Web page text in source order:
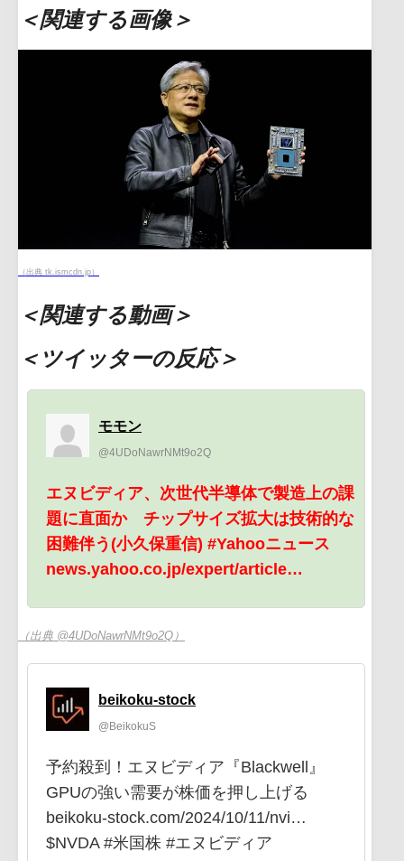
＜関連する画像＞
（出典 tk.ismcdn.jp）
＜関連する動画＞
＜ツイッターの反応＞
モモン
@4UDoNawrNMt9o2Q
エヌビディア、次世代半導体で製造上の課
題に直面か チップサイズ拡大は技術的な
困難伴う(小久保重信) #Yahooニュース
news.yahoo.co.jp/expert/article…
（出典 @4UDoNawrNMt9o2Q）
beikoku-stock
@BeikokuS
予約殺到！エヌビディア『Blackwell』
GPUの強い需要が株価を押し上げる
beikoku-stock.com/2024/10/11/nvi…
$NVDA #米国株 #エヌビディア